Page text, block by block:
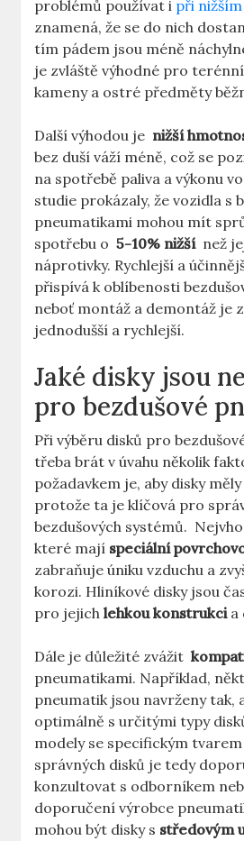
problémů používat i při
znamená, že se do ⁢nich
tím pádem ⁢jsou‍ méně
⁢je⁢ zvláště výhodné pro‍
kameny a ⁣ostré předměty
Další výhodou je ⁣ nižší
bez duší váží méně, což ⁢se
na⁣ spotřebě paliva a výkonu
⁢studie prokázaly, že vozidla s
pneumatikami mohou mít
spotřebu o ‌5-10% nižší než
náprotivky. Rychlejší⁤ a
přispívá k oblíbenosti
neboť montáž a demontáž‌ je
⁣jednodušší⁢ a rychlejší.
Jaké ⁢disky⁢ jsou
pro‌ bezdušové
Při výběru disků ‌pro
třeba brát v ‍úvahu‌ několik
požadavkem je, aby disky měly
protože ‌ta je klíčová pro
bezdušových systémů.
které ⁣mají speciální
zabraňuje‌ úniku vzduchu a
korozi. Hliníkové⁤ disky jsou
pro ​jejichlehkou konstrukci‌a
Dále⁢ je​ důležité zvážit ⁢
pneumatikami. Například,
pneumatik jsou navrženy tak,
optimálně s určitými‍ typy
modely se‍ specifickým
správných disků je tedy
konzultovat ⁣s odborníkem
doporučení výrobce
mohou ‌být disky s středovým